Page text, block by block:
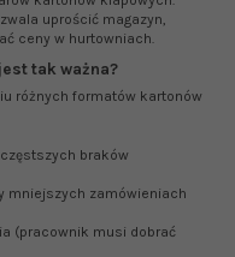
uprościć magazyn,
ceny w hurtowniach.
tak ważna?
różnych formatów kartonów
braków
mniejszych zamówieniach
(pracownik musi dobrać